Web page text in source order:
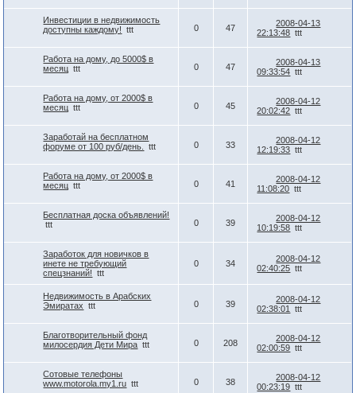
Инвестиции в недвижимость
доступны каждому!
ttt 0 47
2008-04-13
22:13:48 ttt
Работа на дому, до 5000$ в
месяц ttt 0 47
2008-04-13
09:33:54 ttt
Работа на дому, от 2000$ в
месяц ttt 0 45
2008-04-12
20:02:42 ttt
Заработай на бесплатном
форуме от 100 руб/день.
ttt 0 33
2008-04-12
12:19:33 ttt
Работа на дому, от 2000$ в
месяц ttt 0 41
2008-04-12
11:08:20 ttt
Бесплатная доска объявлений!
ttt
0 39
2008-04-12
10:19:58 ttt
Заработок для новичков в
инете не требующий
спецзнаний!
ttt
0 34
2008-04-12
02:40:25 ttt
Недвижимость в Арабских
Эмиратах
ttt 0 39
2008-04-12
02:38:01 ttt
Благотворительный фонд
милосердия Дети Мира ttt 0 208
2008-04-12
02:00:59 ttt
Сотовые телефоны
www.motorola.my1.ru ttt 0 38
2008-04-12
00:23:19 ttt